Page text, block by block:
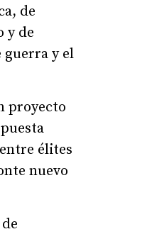
de
y de
y el
proyecto
élites
nuevo